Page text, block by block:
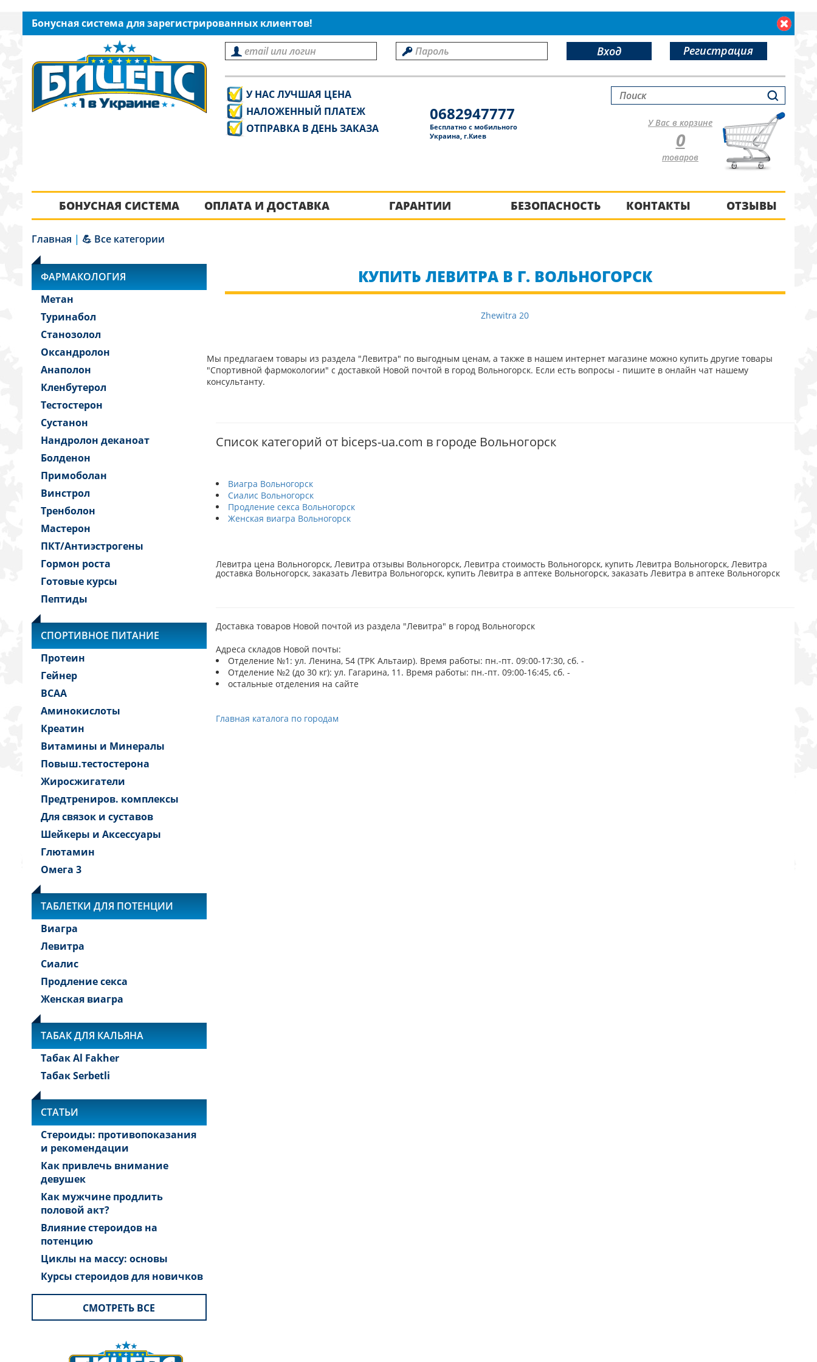
Бонусная система для зарегистрированных клиентов!
Вход Регистрация
У НАС ЛУЧШАЯ ЦЕНА
НАЛОЖЕННЫЙ ПЛАТЕЖ
ОТПРАВКА В ДЕНЬ ЗАКАЗА
0682947777
Бесплатно с мобильного
Украина, г.Киев
У Вас в корзине
0
товаров
БОНУСНАЯ СИСТЕМА ОПЛАТА И ДОСТАВКА ГАРАНТИИ БЕЗОПАСНОСТЬ КОНТАКТЫ ОТЗЫВЫ
Главная | 💪 Все категории
ФАРМАКОЛОГИЯ
Метан
Туринабол
Станозолол
Оксандролон
Анаполон
Кленбутерол
Тестостерон
Сустанон
Нандролон деканоат
Болденон
Примоболан
Винстрол
Тренболон
Мастерон
ПКТ/Антиэстрогены
Гормон роста
Готовые курсы
Пептиды
СПОРТИВНОЕ ПИТАНИЕ
Протеин
Гейнер
BCAA
Аминокислоты
Креатин
Витамины и Минералы
Повыш.тестостерона
Жиросжигатели
Предтрениров. комплексы
Для связок и суставов
Шейкеры и Аксессуары
Глютамин
Омега 3
ТАБЛЕТКИ ДЛЯ ПОТЕНЦИИ
Виагра
Левитра
Сиалис
Продление секса
Женская виагра
ТАБАК ДЛЯ КАЛЬЯНА
Табак Al Fakher
Табак Serbetli
СТАТЬИ
Стероиды: противопоказания
и рекомендации
Как привлечь внимание
девушек
Как мужчине продлить
половой акт?
Влияние стероидов на
потенцию
Циклы на массу: основы
Курсы стероидов для новичков
СМОТРЕТЬ ВСЕ
КУПИТЬ ЛЕВИТРА В Г. ВОЛЬНОГОРСК
Zhewitra 20
Мы предлагаем товары из раздела "Левитра" по выгодным ценам, а также в нашем интернет магазине можно купить другие товары
"Спортивной фармокологии" с доставкой Новой почтой в город Вольногорск. Если есть вопросы - пишите в онлайн чат нашему
консультанту.
Список категорий от biceps-ua.com в городе Вольногорск
Виагра Вольногорск
Сиалис Вольногорск
Продление секса Вольногорск
Женская виагра Вольногорск
Левитра цена Вольногорск, Левитра отзывы Вольногорск, Левитра стоимость Вольногорск, купить Левитра Вольногорск, Левитра
доставка Вольногорск, заказать Левитра Вольногорск, купить Левитра в аптеке Вольногорск, заказать Левитра в аптеке Вольногорск
Доставка товаров Новой почтой из раздела "Левитра" в город Вольногорск
Адреса складов Новой почты:
Отделение №1: ул. Ленина, 54 (ТРК Альтаир). Время работы: пн.-пт. 09:00-17:30, сб. -
Отделение №2 (до 30 кг): ул. Гагарина, 11. Время работы: пн.-пт. 09:00-16:45, сб. -
остальные отделения на сайте
Главная каталога по городам